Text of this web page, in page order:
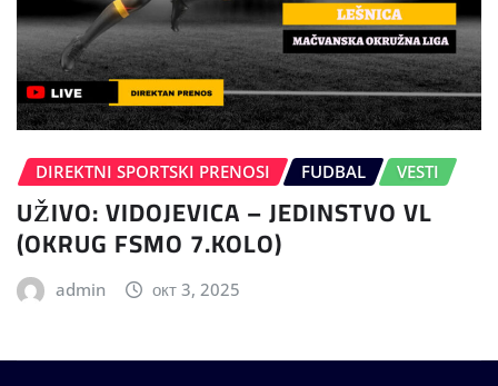
DIREKTNI SPORTSKI PRENOSI FUDBAL VESTI
UŽIVO: VIDOJEVICA – JEDINSTVO VL
(OKRUG FSMO 7.KOLO)
admin окт 3, 2025